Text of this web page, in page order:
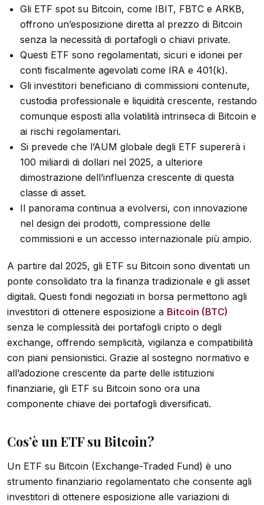
Gli ETF spot su Bitcoin, come IBIT, FBTC e ARKB,
offrono un’esposizione diretta al prezzo di Bitcoin
senza la necessità di portafogli o chiavi private.
Questi ETF sono regolamentati, sicuri e idonei per
conti fiscalmente agevolati come IRA e 401(k).
Gli investitori beneficiano di commissioni contenute,
custodia professionale e liquidità crescente, restando
comunque esposti alla volatilità intrinseca di Bitcoin e
ai rischi regolamentari.
Si prevede che l’AUM globale degli ETF supererà i
100 miliardi di dollari nel 2025, a ulteriore
dimostrazione dell’influenza crescente di questa
classe di asset.
Il panorama continua a evolversi, con innovazione
nel design dei prodotti, compressione delle
commissioni e un accesso internazionale più ampio.
A partire dal 2025, gli ETF su Bitcoin sono diventati un
ponte consolidato tra la finanza tradizionale e gli asset
digitali. Questi fondi negoziati in borsa permettono agli
investitori di ottenere esposizione a Bitcoin (BTC)
senza le complessità dei portafogli cripto o degli
exchange, offrendo semplicità, vigilanza e compatibilità
con piani pensionistici. Grazie al sostegno normativo e
all’adozione crescente da parte delle istituzioni
finanziarie, gli ETF su Bitcoin sono ora una
componente chiave dei portafogli diversificati.
Cos’è un ETF su Bitcoin?
Un ETF su Bitcoin (Exchange-Traded Fund) è uno
strumento finanziario regolamentato che consente agli
investitori di ottenere esposizione alle variazioni di